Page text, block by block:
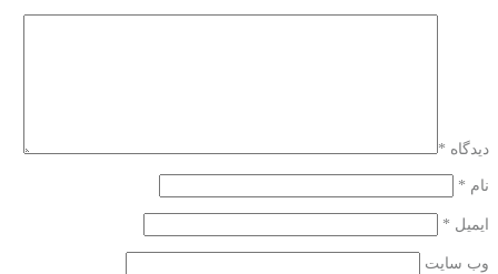
دیدگاه *
نام *
ایمیل *
وب‌ سایت